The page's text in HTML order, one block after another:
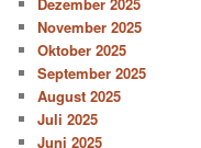
November 2025
Oktober 2025
September 2025
August 2025
Juli 2025
Juni 2025